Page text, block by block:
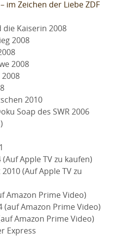
im Zeichen der Liebe ZDF
Kaiserin 2008
2008
2008
2010
Soap des SWR 2006
Apple TV zu kaufen)
(Auf Apple TV zu
Amazon Prime Video)
(auf Amazon Prime Video)
Amazon Prime Video)
Express